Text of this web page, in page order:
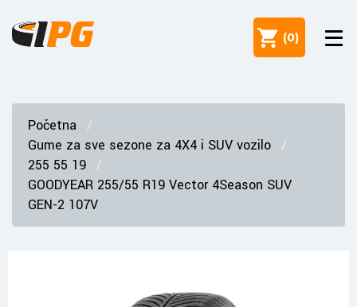
(0)
Početna
Gume za sve sezone za 4X4 i SUV vozilo
255 55 19
GOODYEAR 255/55 R19 Vector 4Season SUV
GEN-2 107V